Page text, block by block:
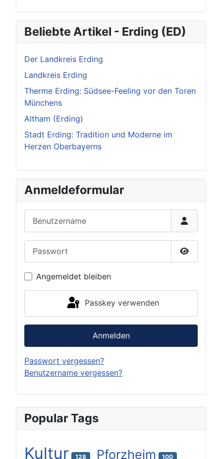
Beliebte Artikel - Erding (ED)
Der Landkreis Erding
Landkreis Erding
Therme Erding: Südsee-Feeling vor den Toren
Münchens
Altham (Erding)
Stadt Erding: Tradition und Moderne im
Herzen Oberbayerns
Anmeldeformular
Passwort
Angemeldet bleiben
Passkey verwenden
Anmelden
Passwort vergessen?
Benutzername vergessen?
Popular Tags
Kultur 128 Pforzheim 100